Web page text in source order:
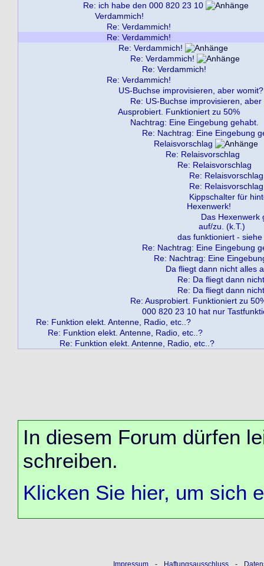
Re: ich habe den 000 820 23 10
Verdammich!
Re: Verdammich!
Re: Verdammich!
Re: Verdammich!
Re: Verdammich!
Re: Verdammich!
Re: Verdammich!
US-Buchse improvisieren, aber womit?
Re: US-Buchse improvisieren, aber
Ausprobiert. Funktioniert zu 50%
Nachtrag: Eine Eingebung gehabt.
Re: Nachtrag: Eine Eingebung
Relaisvorschlag
Re: Relaisvorschlag
Re: Relaisvorschlag
Re: Relaisvorschlag
Re: Relaisvorschlag
Kippschalter für
Hexenwerk!
Das Hexenwerk
auf/zu. (k.T.)
das funktioniert - siehe
Re: Nachtrag: Eine Eingebung
Re: Nachtrag: Eine
Da fliegt dann nicht alles
Re: Da fliegt dann
Re: Da fliegt dann
Re: Ausprobiert. Funktioniert zu
000 820 23 10 hat nur
Re: Funktion elekt. Antenne, Radio, etc..?
Re: Funktion elekt. Antenne, Radio, etc..?
Re: Funktion elekt. Antenne, Radio, etc..?
In diesem Forum dürfen
schreiben.
Klicken Sie hier, um sich
Impressum - Haftungsausschluss -